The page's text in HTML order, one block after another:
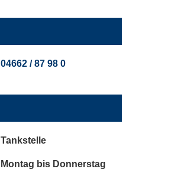
04662 / 87 98 0
Tankstelle
Montag bis Donnerstag